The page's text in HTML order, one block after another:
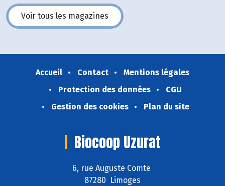
Voir tous les magazines
Accueil Contact
Mentions légales
Protection des données
CGU
Gestion des cookies
Plan du site
Biocoop Uzurat
6, rue Auguste Comte
87280 Limoges